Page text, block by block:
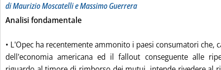
di Maurizio Moscatelli e Massimo Guerrera
Analisi fondamentale
• L'Opec ha recentemente ammonito i paesi consumatori che,
dell'economia americana ed il fallout conseguente alle